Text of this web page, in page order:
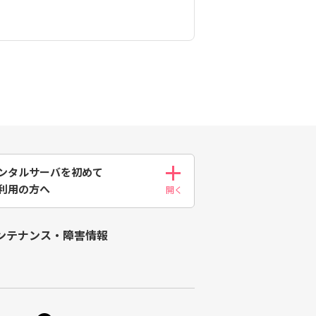
タルサーバを初めて
用の方へ
テナンス・障害情報